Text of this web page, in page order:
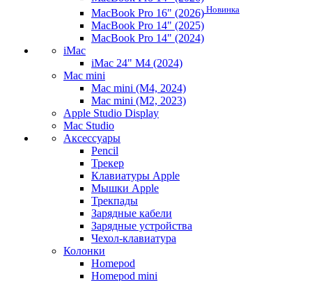
MacBook Pro 16" (2026) Новинка
MacBook Pro 14" (2025)
MacBook Pro 14" (2024)
iMac
iMac 24" M4 (2024)
Mac mini
Mac mini (M4, 2024)
Mac mini (M2, 2023)
Apple Studio Display
Mac Studio
Аксессуары
Pencil
Трекер
Клавиатуры Apple
Мышки Apple
Трекпады
Зарядные кабели
Зарядные устройства
Чехол-клавиатура
Колонки
Homepod
Homepod mini